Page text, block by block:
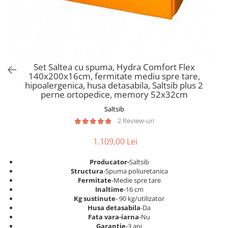
Saltele Pocket
Saltele Memory Pocket
Saltele cu plasa arcuri
Saltele cu spuma
Saltele cu spuma poliuretanica
Saltele 140x200
Saltele 160x200
Saltele 180x200
Top saltele
Scaune pentru living
Seturi comode living si vitrine
Mobila living
Etajere Birou
Dulap birou
Birouri
Scaune pentru birou
Scaune pentru vizitatori
Scaune birou copii
Scaune resigilate
Scaune gradinita
Scaune terasa si outdoor
Set Saltea cu spuma, Hydra Comfort Flex
140x200x16cm, fermitate mediu spre tare,
hipoalergenica, husa detasabila, Saltsib plus 2
perne ortopedice, memory 52x32cm
Saltsib
2 Review-uri
1.109,00 Lei
Producator-Saltsib
Structura-Spuma poliuretanica
Fermitate-Medie spre tare
Inaltime-16 cm
Kg sustinute- 90 kg/utilizator
Husa detasabila-Da
Fata vara-iarna-Nu
Garantie-3 ani